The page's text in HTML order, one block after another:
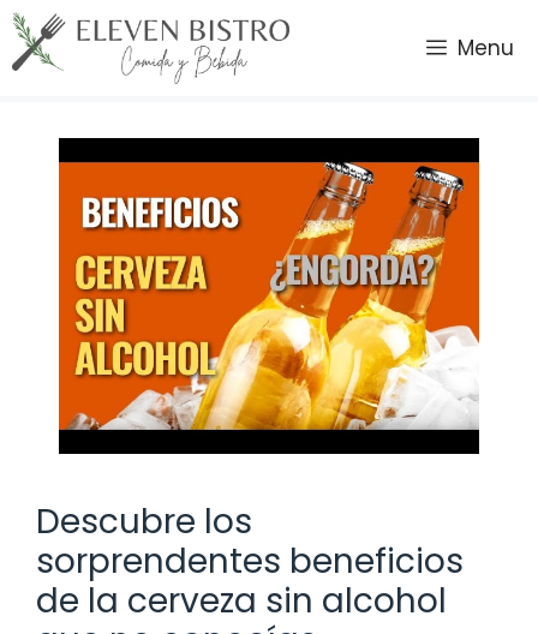
Saltar
al
contenido
Menu
Descubre los
sorprendentes beneficios
de la cerveza sin alcohol